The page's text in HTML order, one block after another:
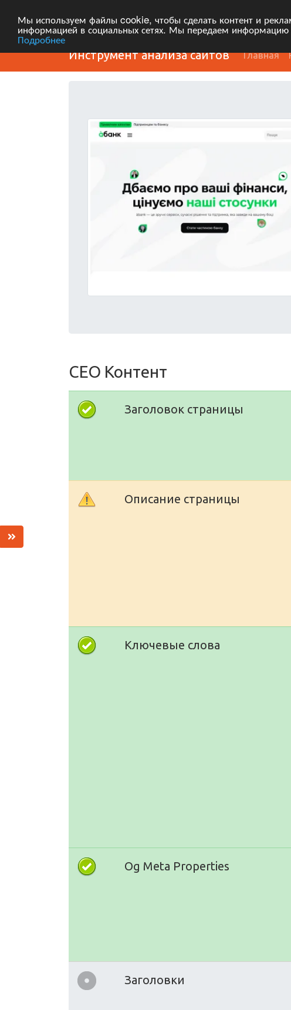
Мы используем файлы cookie, чтобы сделать контент и
информацией в социальных сетях. Мы передаем
Подробнее
Инструмент анализа сайтов Главная
СЕО Контент
Заголовок страницы
Описание страницы
Ключевые слова
Og Meta Properties
Заголовки